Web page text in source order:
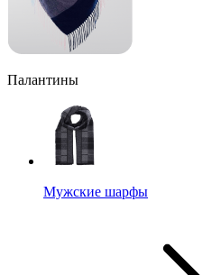
Палантины
Мужские шарфы